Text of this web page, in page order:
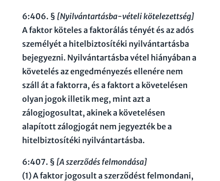
6:406. § [Nyilvántartásba-vételi kötelezettség]
A faktor köteles a faktorálás tényét és az adós
személyét a hitelbiztosítéki nyilvántartásba
bejegyezni. Nyilvántartásba vétel hiányában a
követelés az engedményezés ellenére nem
száll át a faktorra, és a faktort a követelésen
olyan jogok illetik meg, mint azt a
zálogjogosultat, akinek a követelésen
alapított zálogjogát nem jegyezték be a
hitelbiztosítéki nyilvántartásba.
6:407. § [A szerződés felmondása]
(1) A faktor jogosult a szerződést felmondani,